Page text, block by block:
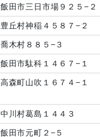
飯田市三日市場９２５−２
豊丘村神稲４５８７−２
喬木村８８５−３
飯田市駄科１４６７−１
高森町山吹１６７４−１
中川村葛島１４４３
飯田市元町２−５